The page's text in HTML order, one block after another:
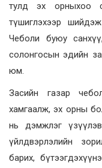
тулд эх орныхоо
түшиглэхээр
Чеболи буюу
солонгосын эдийн
юм.
Засийн газар
хамгаалж, эх орны
нь дэмжлэг
үйлдвэрлэлийн
барих,